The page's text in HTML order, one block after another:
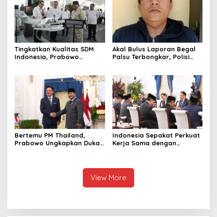
Tingkatkan Kualitas SDM
Indonesia, Prabowo
Terbaik Dunia
Akal Bulus Laporan Begal
Palsu Terbongkar, Polisi
Bertemu PM Thailand,
Prabowo Ungkapkan Duka
Indonesia Sepakat Perkuat
Kerja Sama dengan
View More